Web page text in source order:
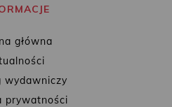
główna
wydawniczy
prywatności